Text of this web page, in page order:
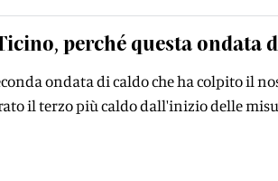
perché questa ondata
ondata di caldo che ha colpito il
il terzo più caldo dall'inizio delle